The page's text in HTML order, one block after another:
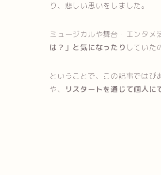
り、悲しい思いをしました。
ミュージカルや舞台・エンタメ
は？」と気になったり していた
ということで、この記事ではぴ
や、
リスタートを通じて個人に